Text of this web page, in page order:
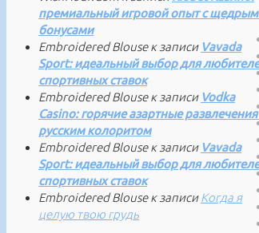
премиальный игровой опыт с
бонусами
Embroidered Blouseк записи Vavada
Sport: идеальный выбор для
спортивных ставок
Embroidered Blouseк записи Vodka
Casino: горячие азартные развлечения
русским колоритом
Embroidered Blouseк записи Vavada
Sport: идеальный выбор для
спортивных ставок
Embroidered Blouseк записиКогда я
целую твою грудь